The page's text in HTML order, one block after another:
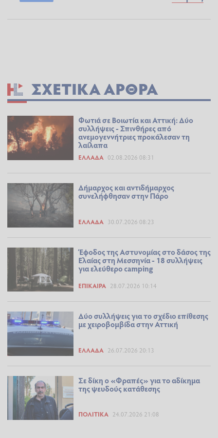
ΣΧΕΤΙΚΆ ΆΡΘΡΑ
Φωτιά σε Βοιωτία και Αττική: Δύο
συλλήψεις - Σπινθήρες από
ανεμογεννήτριες προκάλεσαν τη
λαίλαπα
ΕΛΛΆΔΑ 02.08.2026 08:31
Δήμαρχος και αντιδήμαρχος
συνελήφθησαν στην Πάρο
ΕΛΛΆΔΑ 30.07.2026 08:23
Έφοδος της Αστυνομίας στο δάσος της
Ελαίας στη Μεσσηνία - 18 συλλήψεις
για ελεύθερο camping
ΕΠΊΚΑΙΡΑ 28.07.2026 10:14
Δύο συλλήψεις για το σχέδιο επίθεσης
με χειροβομβίδα στην Αττική
ΕΛΛΆΔΑ 26.07.2026 20:13
Σε δίκη ο «Φραπές» για το αδίκημα
της ψευδούς κατάθεσης
ΠΟΛΙΤΙΚΆ 24.07.2026 21:08